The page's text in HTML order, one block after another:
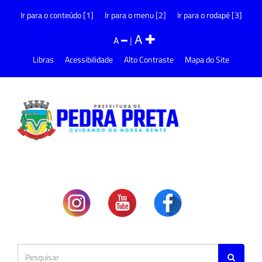
Ir para o conteúdo [1] Ir para o menu [2] Ir para o rodapé [3]
A |A
Libras Acessibilidade Alto Contraste Mapa do Site